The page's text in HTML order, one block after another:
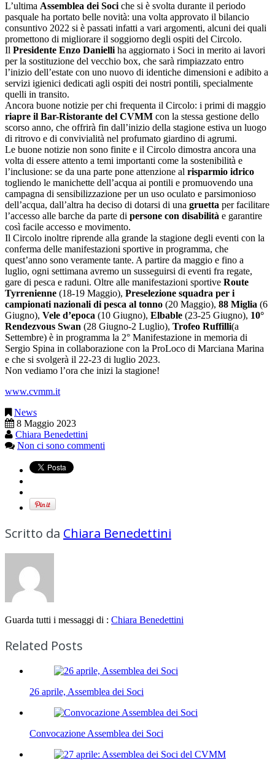
L’ultima Assemblea dei Soci che si è svolta durante il periodo
pasquale ha portato belle novità: una volta approvato il bilancio
consuntivo 2022 si è passati infatti a vari argomenti, alcuni dei quali
promettono di migliorare il soggiorno degli ospiti del Circolo.
Il Presidente Enzo Danielli ha aggiornato i Soci in merito ai lavori
per la sostituzione del vecchio box, che sarà rimpiazzato entro
l’inizio dell’estate con uno nuovo di identiche dimensioni e adibito a
servizi igienici dedicati agli ospiti dei nostri pontili, specialmente
quelli in transito.
Ancora buone notizie per chi frequenta il Circolo: i primi di maggio
riapre il Bar-Ristorante del CVMM con la stessa gestione dello
scorso anno, che offrirà fin dall’inizio della stagione estiva un luogo
di ritrovo e di convivialità nel profumato giardino di agrumi.
Le buone notizie non sono finite e il Circolo dimostra ancora una
volta di essere attento a temi importanti come la sostenibilità e
l’inclusione: se da una parte pone attenzione al risparmio idrico
togliendo le manichette dell’acqua ai pontili e promuovendo una
campagna di sensibilizzazione per un uso oculato e parsimonioso
dell’acqua, dall’altra ha deciso di dotarsi di una gruetta per facilitare
l’accesso alle barche da parte di persone con disabilità e garantire
così facile accesso e movimento.
Il Circolo inoltre riprende alla grande la stagione degli eventi con la
conferma delle manifestazioni sportive in programma, che
quest’anno sono veramente tante. A partire da maggio e fino a
luglio, ogni settimana avremo un susseguirsi di eventi fra regate,
gare di pesca e raduni. Oltre alle manifestazioni sportive Route
Tyrrenienne (18-19 Maggio), Preselezione squadra per i
campionati nazionali di pesca al tonno (20 Maggio), 88 Miglia (6
Giugno), Vele d’epoca (10 Giugno), Elbable (23-25 Giugno), 10°
Rendezvous Swan (28 Giugno-2 Luglio), Trofeo Ruffilli(a
Settembre) è in programma la 2° Manifestazione in memoria di
Sergio Spina in collaborazione con la ProLoco di Marciana Marina
e che si svolgerà il 22-23 di luglio 2023.
Non vediamo l’ora che inizi la stagione!
www.cvmm.it
News
8 Maggio 2023
Chiara Benedettini
Non ci sono commenti
Scritto da Chiara Benedettini
Guarda tutti i messaggi di : Chiara Benedettini
Related Posts
26 aprile, Assemblea dei Soci
Convocazione Assemblea dei Soci